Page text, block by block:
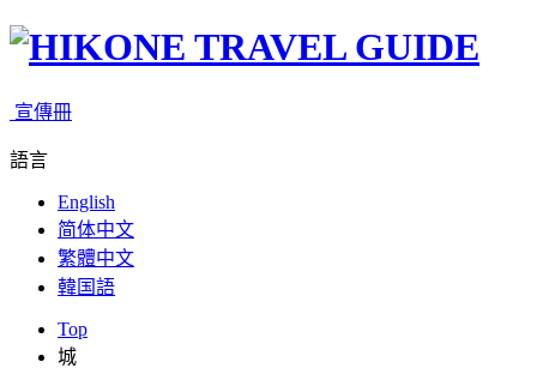
宣傳冊
語言
English
简体中文
繁體中文
韓国語
Top
城